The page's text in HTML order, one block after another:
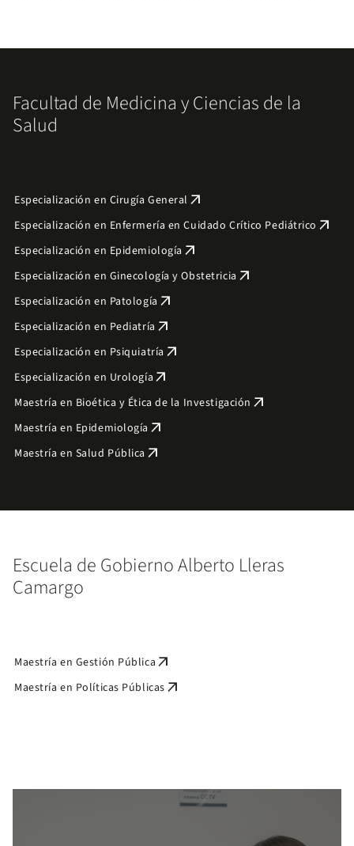
Facultad de Medicina y Ciencias de la
Salud
Especialización en Cirugía General arrow_outward
Especialización en Enfermería en Cuidado Crítico Pediátrico arrow_outward
Especialización en Epidemiología arrow_outward
Especialización en Ginecología y Obstetricia arrow_outward
Especialización en Patología arrow_outward
Especialización en Pediatría arrow_outward
Especialización en Psiquiatría arrow_outward
Especialización en Urología arrow_outward
Maestría en Bioética y Ética de la Investigación arrow_outward
Maestría en Epidemiología arrow_outward
Maestría en Salud Pública arrow_outward
Escuela de Gobierno Alberto Lleras
Camargo
Maestría en Gestión Pública arrow_outward
Maestría en Políticas Públicas arrow_outward